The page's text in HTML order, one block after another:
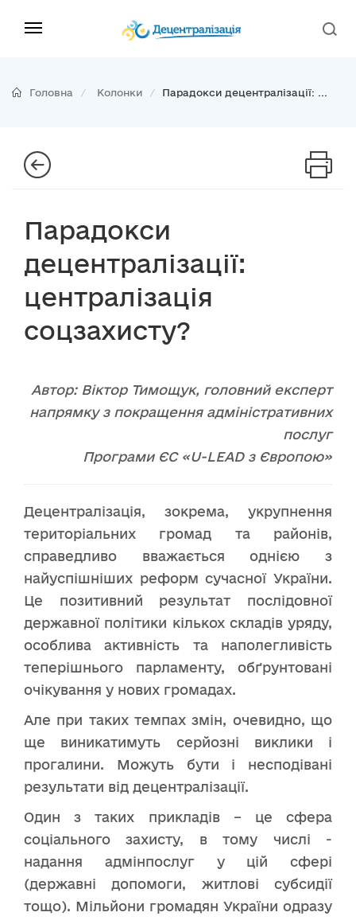
Головна Колонки Парадокси децентралізації: ...
Парадокси
децентралізації:
централізація
соцзахисту?
Автор: Віктор Тимощук, головний експерт
напрямку з покращення адміністративних
послуг
Програми ЄС «U-LEAD з Європою»
Децентралізація, зокрема, укрупнення
територіальних громад та районів,
справедливо вважається однією з
найуспішніших реформ сучасної України.
Це позитивний результат послідовної
державної політики кількох складів уряду,
особлива активність та наполегливість
теперішнього парламенту, обґрунтовані
очікування у нових громадах.
Але при таких темпах змін, очевидно, що
ще виникатимуть серйозні виклики і
прогалини. Можуть бути і несподівані
результати від децентралізації.
Один з таких прикладів – це сфера
соціального захисту, в тому числі -
надання адмінпослуг у цій сфері
(державні допомоги, житлові субсидії
тощо). Мільйони громадян України одразу